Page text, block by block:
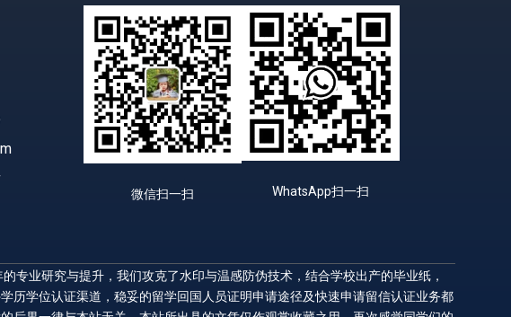
微信扫一扫 WhatsApp扫一扫
专业研究与提升，我们攻克了水印与温感防伪技术，结合学校出产的毕业纸，
历学位认证渠道，稳妥的留学回国人员证明申请途径及快速申请留信认证业务都